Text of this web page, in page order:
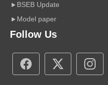
BSEB Update
Model paper
Follow Us